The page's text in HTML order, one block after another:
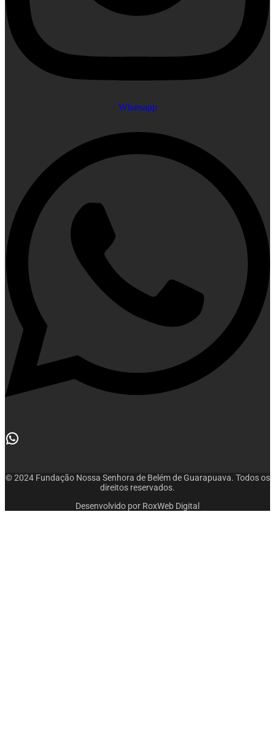
Whatsapp
© 2024 Fundação Nossa Senhora de Belém de Guarapuava. Todos os
direitos reservados.
Desenvolvido por RoxWeb Digital